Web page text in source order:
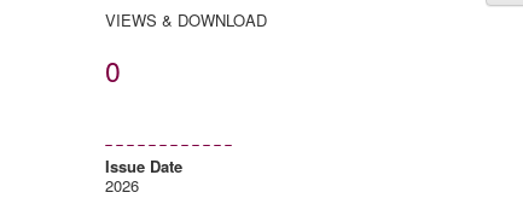
VIEWS & DOWNLOAD
0
Issue Date
2026